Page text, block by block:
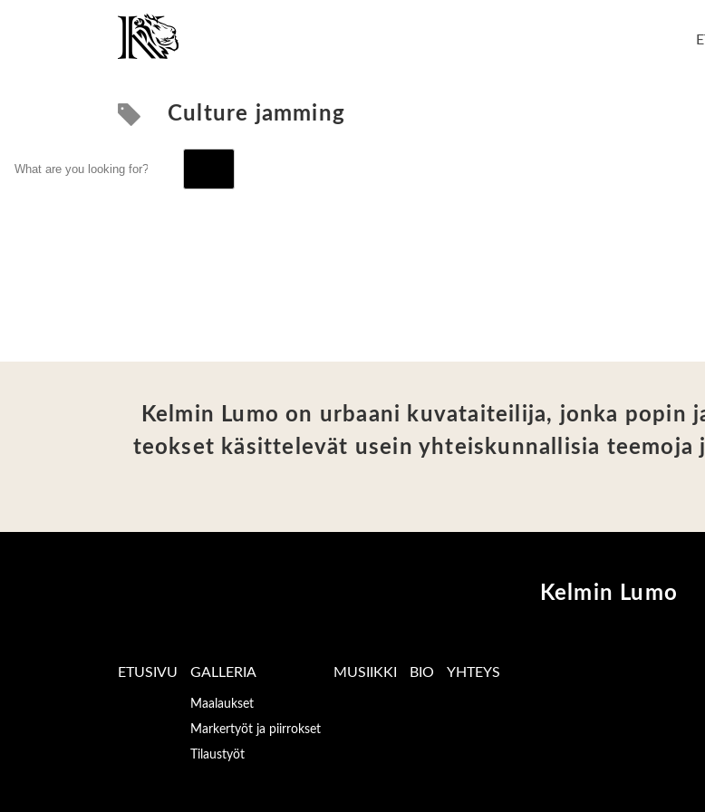
Culture jamming
Kelmin Lumo on urbaani kuvataiteilija, jonka
teokset käsittelevät usein yhteiskunnallisia teemoja
Kelmin Lumo
ETUSIVU GALLERIA
Maalaukset
Markertyöt ja piirrokset
Tilaustyöt
MUSIIKKI BIO YHTEYS